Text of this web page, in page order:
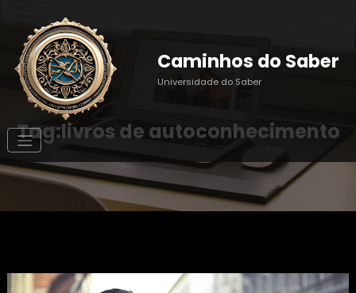
conteúdo
Caminhos do Saber
Universidade do Saber
Tag:livros de autoconhecimento